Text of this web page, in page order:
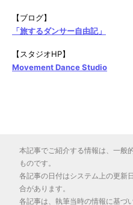
【ブログ】
「旅するダンサー自由記」
【スタジオHP】
Movement Dance Studio
本記事でご紹介する情報は、一般
ものです。
各記事の日付はシステム上の更新
合があります。
各記事は、執筆当時の情報に基づ